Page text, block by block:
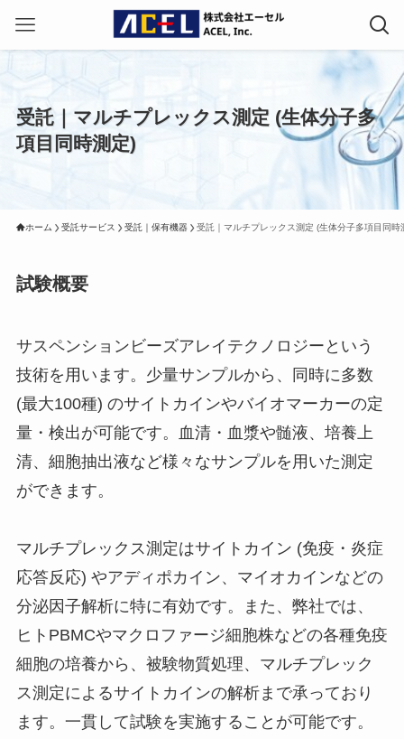
受託｜マルチプレックス測定 (生体分子多
項目同時測定)
ホーム 受託サービス 受託｜保有機器 受託｜マルチプレックス測定 (生体分子多項目同時
試験概要
サスペンションビーズアレイテクノロジーという
技術を用います。少量サンプルから、同時に多数
(最大100種) のサイトカインやバイオマーカーの定
量・検出が可能です。血清・血漿や髄液、培養上
清、細胞抽出液など様々なサンプルを用いた測定
ができます。
マルチプレックス測定はサイトカイン (免疫・炎症
応答反応) やアディポカイン、マイオカインなどの
分泌因子解析に特に有効です。また、弊社では、
ヒトPBMCやマクロファージ細胞株などの各種免疫
細胞の培養から、被験物質処理、マルチプレック
ス測定によるサイトカインの解析まで承っており
ます。一貫して試験を実施することが可能です。